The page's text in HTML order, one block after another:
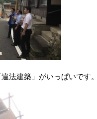
法建築」がいっぱいです。